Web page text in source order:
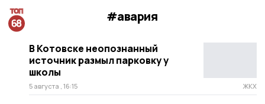
#авария
В Котовске неопознанный
источник размыл парковку у
школы
5 августа , 16:15 ЖКХ